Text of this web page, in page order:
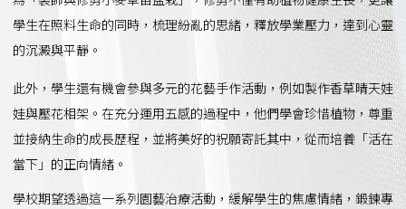
學生在照料生命的同時，梳理紛亂的思緒，釋放學業壓力，達到心靈
的沉澱與平靜。
此外，學生還有機會參與多元的花藝手作活動，例如製作香草晴天娃
娃與壓花相架。在充分運用五感的過程中，他們學會珍惜植物，尊重
並接納生命的成長歷程，並將美好的祝願寄託其中，從而培養「活在
當下」的正向情緒。
學校期望透過這一系列園藝治療活動，緩解學生的焦慮情緒，鍛鍊專